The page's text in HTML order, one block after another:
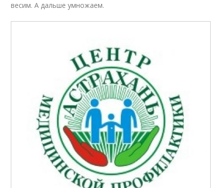
весим. А дальше умножаем.